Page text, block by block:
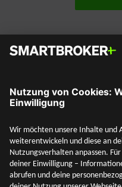
Mehr entdecken